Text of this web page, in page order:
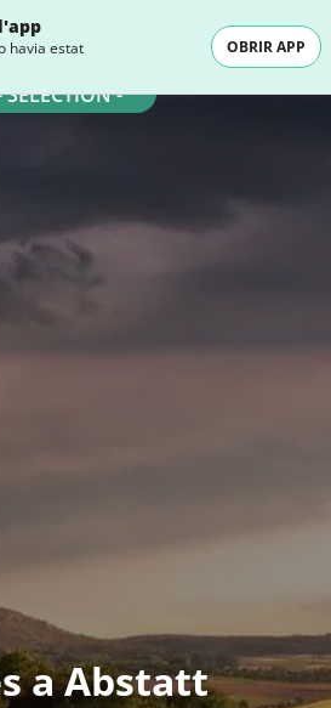
havia estat
OBRIR APP
SELECTION -
a Abstatt